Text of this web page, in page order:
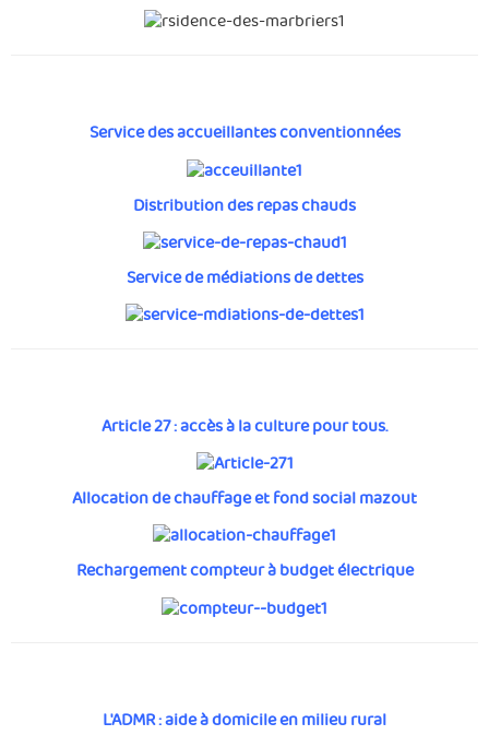
Service des accueillantes conventionnées
Distribution des repas chauds
Service de médiations de dettes
Article 27 : accès à la culturepour tous.
Allocation de chauffage et fond social mazout
Rechargement compteur à budget électrique
L'ADMR : aide à domicile en milieu rural